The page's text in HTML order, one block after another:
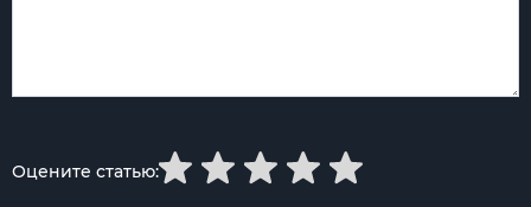
Оцените статью: